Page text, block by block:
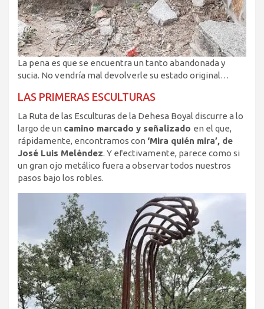
La pena es que se encuentra un tanto abandonada y
sucia. No vendría mal devolverle su estado original…
LAS PRIMERAS ESCULTURAS
La Ruta de las Esculturas de la Dehesa Boyal discurre a lo
largo de un camino marcado y señalizado en el que,
rápidamente, encontramos con ‘Mira quién mira’, de
José Luis Meléndez. Y efectivamente, parece como si
un gran ojo metálico fuera a observar todos nuestros
pasos bajo los robles.